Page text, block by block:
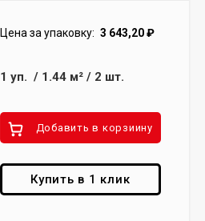
Цена за упаковку: 3 643,20₽
1 уп. / 1.44м²/ 2 шт.
Добавить в корзиину
Купить в 1 клик